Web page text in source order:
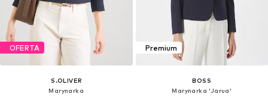
OFERTA
S.OLIVER
Marynarka
Premium
BOSS
Marynarka 'Jarua'